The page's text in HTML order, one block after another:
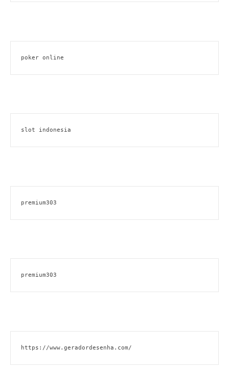
poker online
slot indonesia
premium303
premium303
https://www.geradordesenha.com/